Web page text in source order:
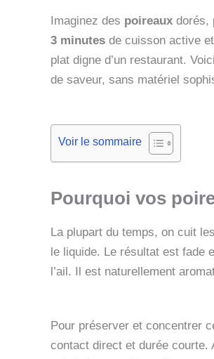
Imaginez des poireaux dorés,
3 minutes de cuisson active
plat digne d’un restaurant.
de saveur, sans matériel
Voir le sommaire
Pourquoi vos
La plupart du temps, on cuit
le liquide. Le résultat est fade
l’ail. Il est naturellement
Pour préserver et concentrer
contact direct et durée courte.